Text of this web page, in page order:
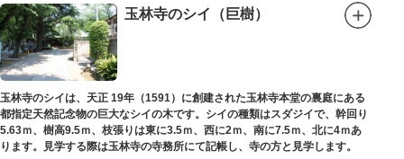
玉林寺のシイ（巨樹）
玉林寺のシイは、天正 19年（1591）に創建された玉林寺本堂の裏庭にある
都指定天然記念物の巨大なシイの木です。シイの種類はスダジイで、幹回り
5.63ｍ、樹高9.5ｍ、枝張りは東に3.5ｍ、西に2ｍ、南に7.5ｍ、北に4ｍあ
ります。見学する際は玉林寺の寺務所にて記帳し、寺の方と見学します。